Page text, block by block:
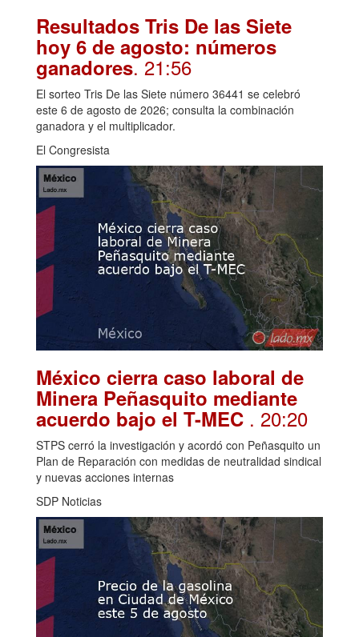
Resultados Tris De las Siete
hoy 6 de agosto: números
ganadores. 21:56
El sorteo Tris De las Siete número 36441 se celebró
este 6 de agosto de 2026; consulta la combinación
ganadora y el multiplicador.
El Congresista
México cierra caso laboral de
Minera Peñasquito mediante
acuerdo bajo el T-MEC . 20:20
STPS cerró la investigación y acordó con Peñasquito un
Plan de Reparación con medidas de neutralidad sindical
y nuevas acciones internas
SDP Noticias